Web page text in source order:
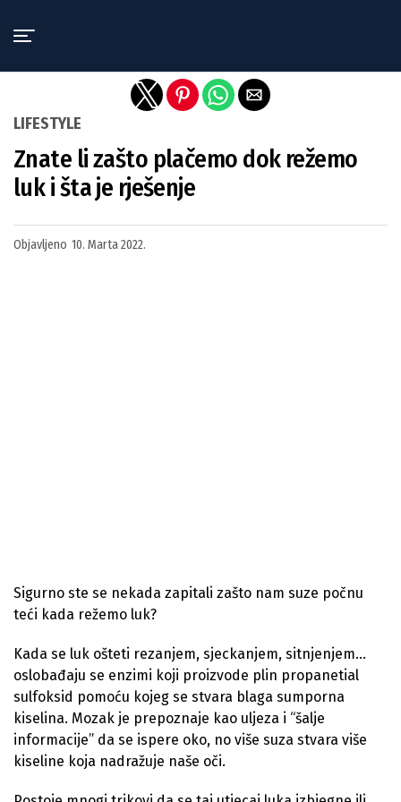
LIFESTYLE
Znate li zašto plačemo dok režemo
luk i šta je rješenje
Objavljeno 10. Marta 2022.
Sigurno ste se nekada zapitali zašto nam suze počnu
teći kada režemo luk?
Kada se luk ošteti rezanjem, sjeckanjem, sitnjenjem…
oslobađaju se enzimi koji proizvode plin propanetial
sulfoksid pomoću kojeg se stvara blaga sumporna
kiselina. Mozak je prepoznaje kao uljeza i “šalje
informacije” da se ispere oko, no više suza stvara više
kiseline koja nadražuje naše oči.